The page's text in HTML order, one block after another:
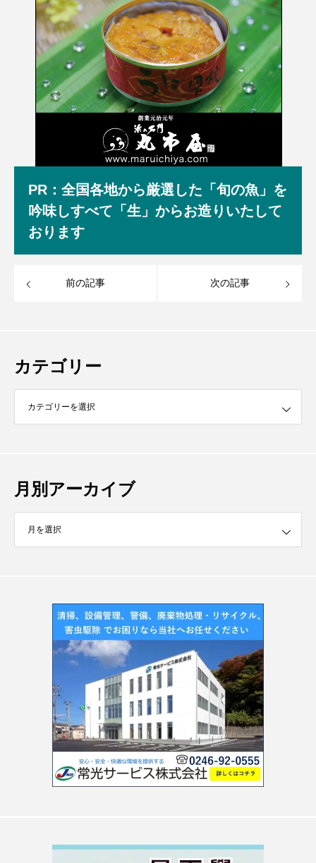
PR：全国各地から厳選した「旬の魚」を
吟味しすべて「生」からお造りいたして
おります
前の記事 次の記事
カテゴリー
月別アーカイブ